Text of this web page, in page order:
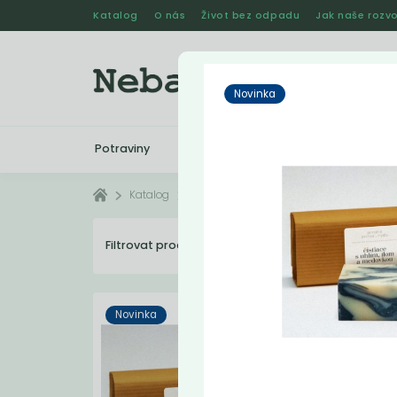
Katalog O nás Život bez odpadu Jak naše
Potraviny
Katalog
Filtrovat produkty
Novinka
Novinka